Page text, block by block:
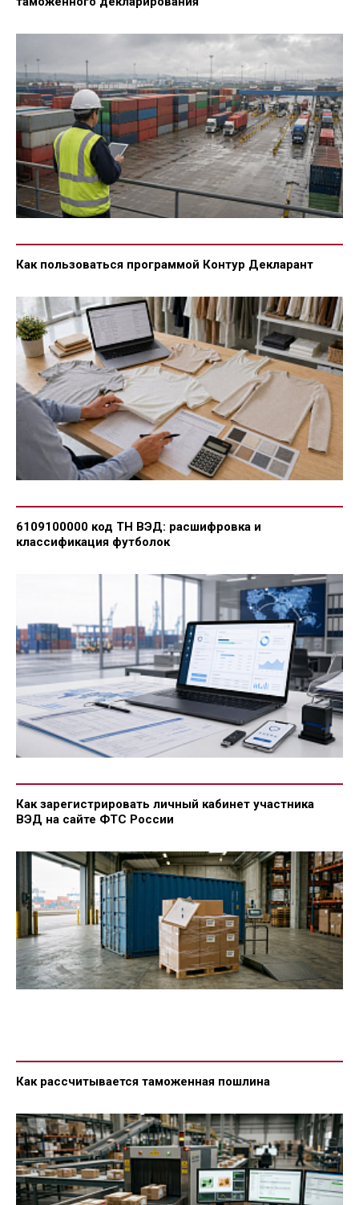
Как пользоваться программой Контур Декларант
6109100000 код ТН ВЭД: расшифровка и
классификация футболок
Как зарегистрировать личный кабинет участника
ВЭД на сайте ФТС России
Как рассчитывается таможенная пошлина